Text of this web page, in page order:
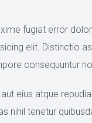
fugiat error
elit. Distinctio
consequuntur
eius atque
nihil tenetur